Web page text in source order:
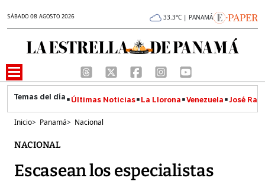
SÁBADO 08 AGOSTO 2026 33.3°C | PANAMÁ
Últimas Noticias La Llorona Venezuela José
Inicio> Panamá> Nacional
NACIONAL
Escasean los especialistas